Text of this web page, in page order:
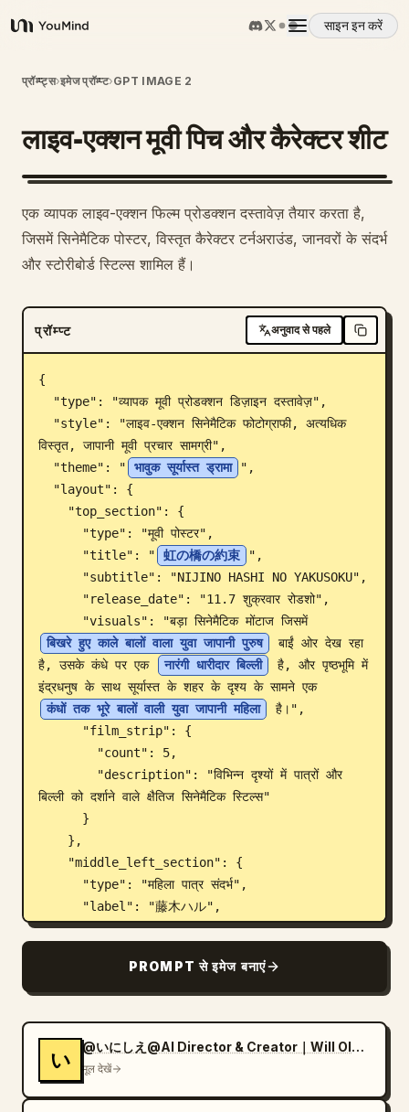
YouMind
साइन इन करें
अवलोकन
उपयोग के मामले
प्रॉम्प्ट
मूल्य निर्धारण
डाउनलोड
ब्लॉग
प्रॉम्प्ट्स›इमेज प्रॉम्प्ट›GPT IMAGE 2
लाइव-एक्शन मूवी पिच और कैरेक्टर शीट
एक व्यापक लाइव-एक्शन फिल्म प्रोडक्शन दस्तावेज़ तैयार करता है,
जिसमें सिनेमैटिक पोस्टर, विस्तृत कैरेक्टर टर्नअराउंड, जानवरों के संदर्भ
और स्टोरीबोर्ड स्टिल्स शामिल हैं।
प्रॉम्प्ट अनुवाद से पहले
{
विस्तृत, जापानी मूवी प्रचार सामग्री",
  "theme": "
भावुक सूर्यास्त ड्रामा
",
      "title": "
虹の橋の約束
",
      "visuals": "बड़ा सिनेमैटिक मोंटाज जिसमें
बिखरे हुए काले बालों वाला युवा जापानी पुरुष
बाईं ओर देख रहा
है, उसके कंधे पर एक
नारंगी धारीदार बिल्ली
है, और पृष्ठभूमि में
इंद्रधनुष के साथ सूर्यास्त के शहर के दृश्य के सामने एक
कंधों तक भूरे बालों वाली युवा जापानी महिला
है।",
बिल्ली को दर्शाने वाले क्षैतिज सिनेमैटिक स्टिल्स"
      "full_body_turnaround": { "count": 4,
दृश्य"], "outfit": "लंबा बेज कार्डिगन, भूरा टॉप, चौड़ी भूरी
पैंट" },
      "details": { "count": 3, "description":
"हाथों, कॉलर और बालों के क्लोज-अप" },
      "footwear": { "count": 3,
"description": "भूरे स्लिप-ऑन जूतों के कोण" },
PROMPT से इमेज बनाएं
い
@いにしえ@AI Director & Creator｜Will Oldgram
मूल देखें